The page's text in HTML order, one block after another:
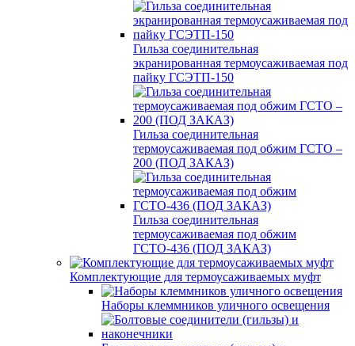
Гильза соединительная
экранированная термоусаживаемая под
пайку ГСЭТП-150
Гильза соединительная
термоусаживаемая под обжим ГСТО –
200 (ПОД ЗАКАЗ)
Гильза соединительная
термоусаживаемая под обжим
ГСТО-436 (ПОД ЗАКАЗ)
Комплектующие для термоусаживаемых муфт
Наборы клеммников уличного освещения